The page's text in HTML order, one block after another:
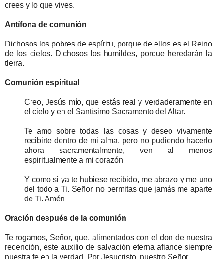
crees y lo que vives.
Antífona de comunión
Dichosos los pobres de espíritu, porque de ellos es el Reino
de los cielos. Dichosos los humildes, porque heredarán la
tierra.
Comunión espiritual
Creo, Jesús mío, que estás real y verdaderamente en
el cielo y en el Santísimo Sacramento del Altar.
Te amo sobre todas las cosas y deseo vivamente
recibirte dentro de mi alma, pero no pudiendo hacerlo
ahora sacramentalmente, ven al menos
espiritualmente a mi corazón.
Y como si ya te hubiese recibido, me abrazo y me uno
del todo a Ti. Señor, no permitas que jamás me aparte
de Ti. Amén
Oración después de la comunión
Te rogamos, Señor, que, alimentados con el don de nuestra
redención, este auxilio de salvación eterna afiance siempre
nuestra fe en la verdad. Por Jesucristo, nuestro Señor.